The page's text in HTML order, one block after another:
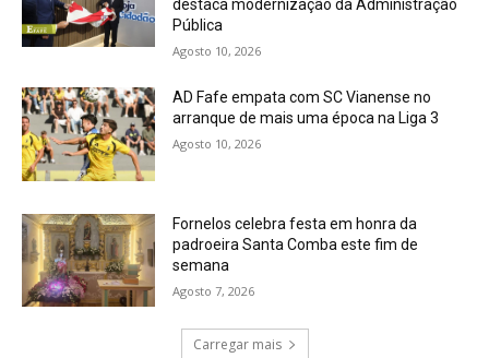
destaca modernização da Administração
Pública
Agosto 10, 2026
AD Fafe empata com SC Vianense no
arranque de mais uma época na Liga 3
Agosto 10, 2026
Fornelos celebra festa em honra da
padroeira Santa Comba este fim de
semana
Agosto 7, 2026
Carregar mais